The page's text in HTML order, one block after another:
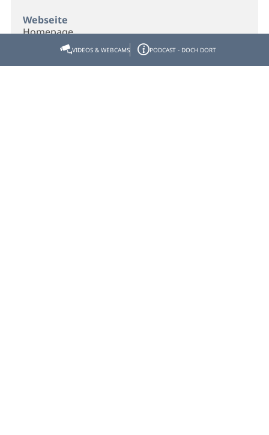
Webseite
Homepage
VIDEOS & WEBCAMS PODCAST - DOCH DORT